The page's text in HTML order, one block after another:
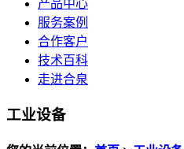
产品中心
服务案例
合作客户
技术百科
走进合泉
工业设备